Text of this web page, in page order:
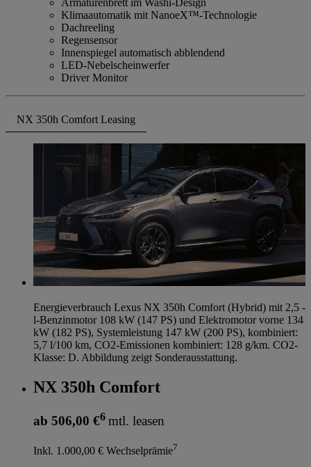
Klimaautomatik mit NanoeX™-Technologie
Dachreeling
Regensensor
Innenspiegel automatisch abblendend
LED-Nebelscheinwerfer
Driver Monitor
NX 350h Comfort Leasing
Energieverbrauch Lexus NX 350h Comfort (Hybrid) mit 2,5 -
l-Benzinmotor 108 kW (147 PS) und Elektromotor vorne 134
kW (182 PS), Systemleistung 147 kW (200 PS), kombiniert:
5,7 l/100 km, CO2-Emissionen kombiniert: 128 g/km. CO2-
Klasse: D. Abbildung zeigt Sonderausstattung.
NX 350h Comfort
ab 506,00 €6 mtl. leasen
Inkl. 1.000,00 € Wechselprämie7